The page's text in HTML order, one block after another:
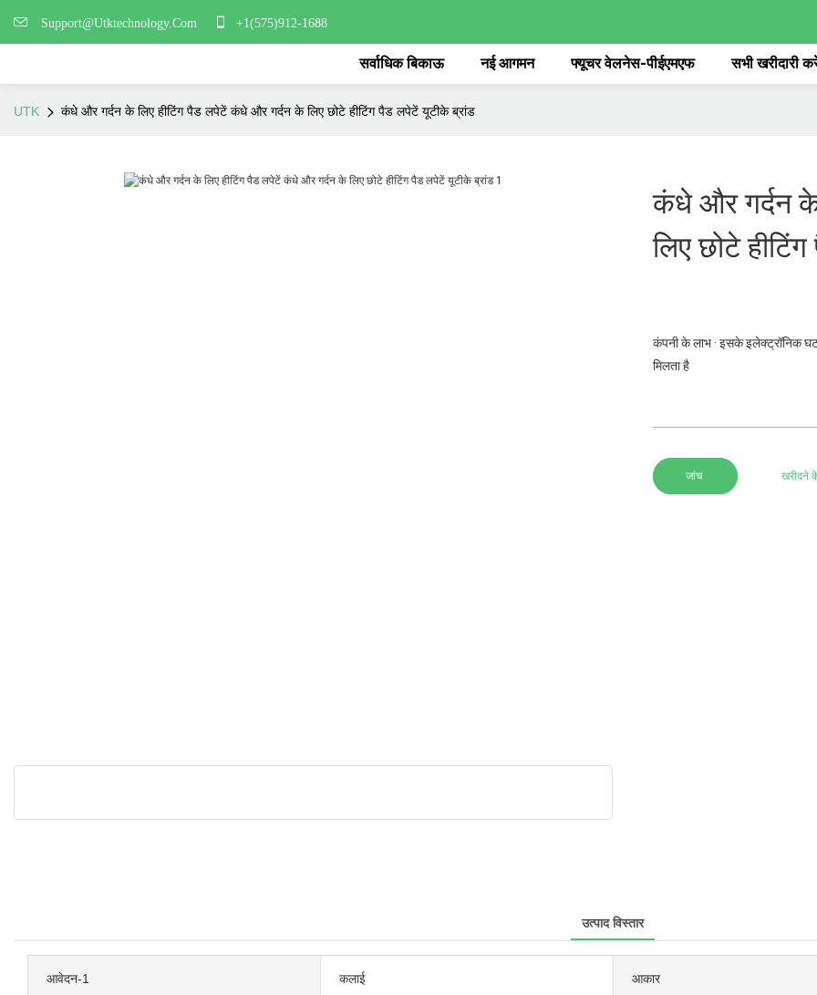
Support@Utktechnology.Com +1(575)912-1688
सर्वाधिक बिकाऊ नई आगमन फ्यूचर वेलनेस-पीईएमएफ सभी खरीदारी
UTK कंधे और गर्दन के लिए हीटिंग पैड लपेटें कंधे और गर्दन के लिए छोटे हीटिंग पैड लपेटें यूटीके ब्रांड
कंधे और गर्दन
लिए छोटे
कंपनी के लाभ · इसके इलेक्ट्रॉनिक
मिलता है
जांच खरीदने
उत्पाद विस्तार
आवेदन-1 कलाई आकार